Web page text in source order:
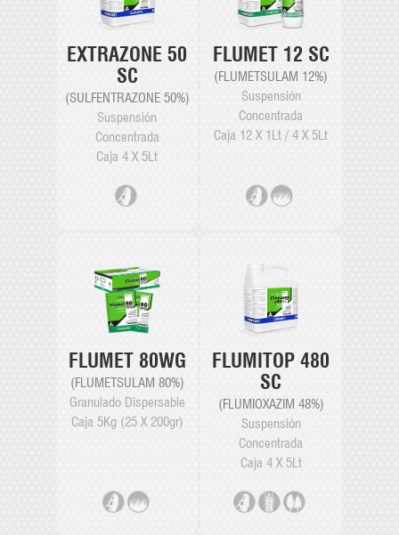
EXTRAZONE 50
SC
(SULFENTRAZONE 50%)
Suspensión
Concentrada
Caja 4 X 5Lt
FLUMET 12 SC
(FLUMETSULAM 12%)
Suspensión
Concentrada
Caja 12 X 1Lt / 4 X 5Lt
FLUMET 80WG
(FLUMETSULAM 80%)
Granulado Dispersable
Caja 5Kg (25 X 200gr)
FLUMITOP 480
SC
(FLUMIOXAZIM 48%)
Suspensión
Concentrada
Caja 4 X 5Lt